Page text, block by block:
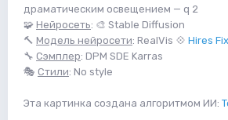
драматическим освещением — q 2
🧩 Нейросеть: 🎨 Stable Diffusion
🔨 Модель нейросети: RealVis 💠 Hires Fix
🔧 Сэмплер: DPM SDE Karras
🎭 Стили: No style
Эта картинка создана алгоритмом ИИ: